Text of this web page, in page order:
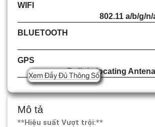
Mô tả
**Hiệu suất Vượt trội:**
WIFI
802.11 a/b/g/n/
BLUETOOTH
GPS
Built-in locating
Xem Đầy Đủ Thông Số